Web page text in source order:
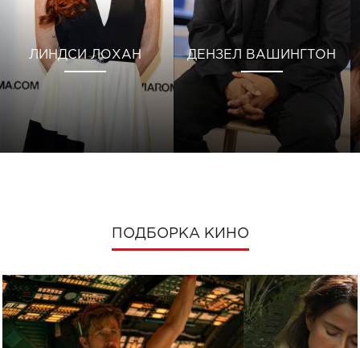
ЛИНДСИ ЛОХАН ДЕНЗЕЛ ВАШИНГТОН
ПОДБОРКА КИНО